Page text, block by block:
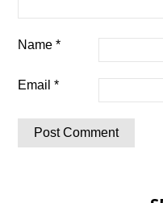
Name*
Email*